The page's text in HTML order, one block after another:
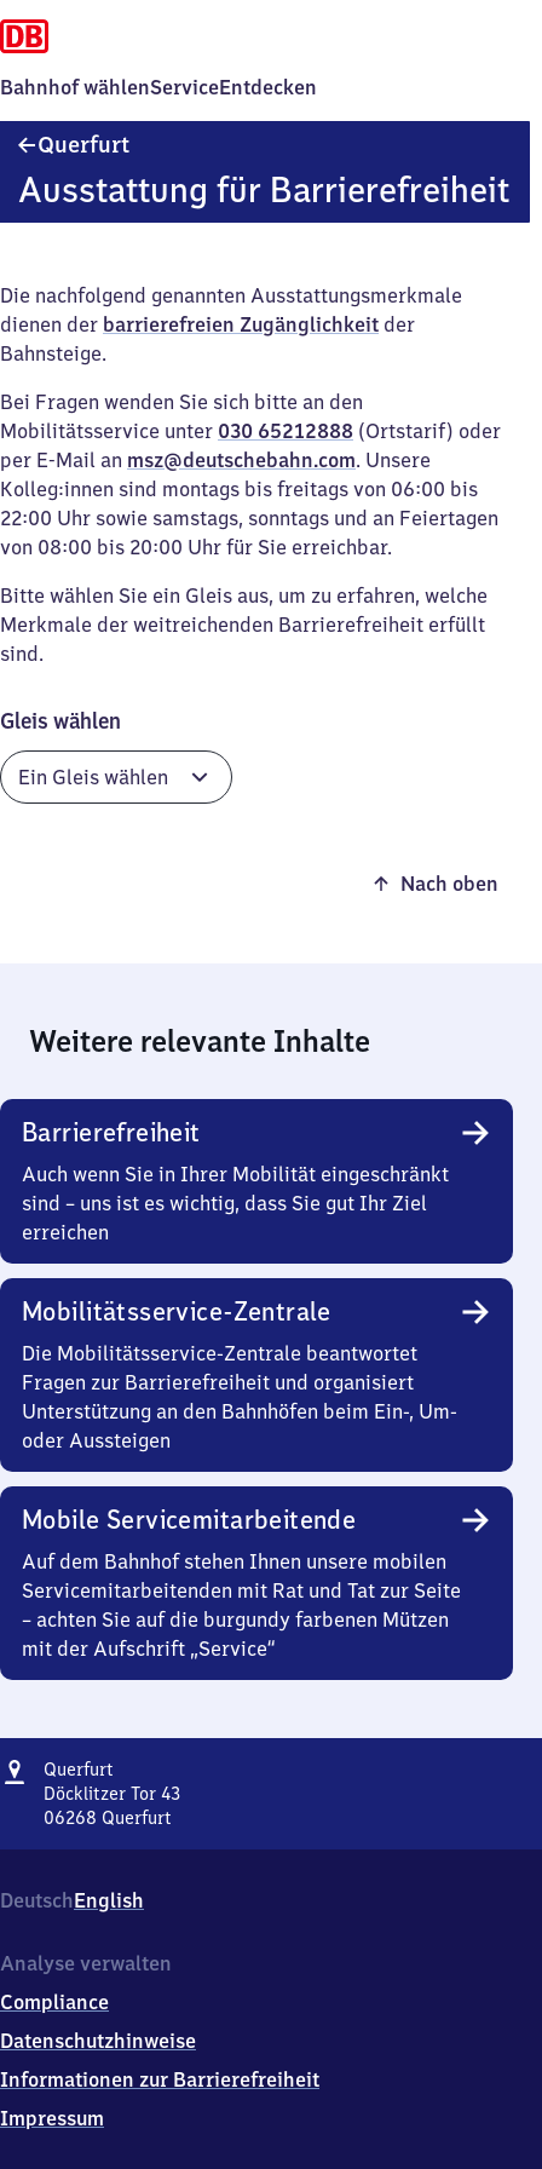
Bahnhof wählenServiceEntdecken
Querfurt
Ausstattung für Barrierefreiheit
Die nachfolgend genannten Ausstattungsmerkmale
dienen der barrierefreien Zugänglichkeit der
Bahnsteige.
Bei Fragen wenden Sie sich bitte an den
Mobilitätsservice unter 030 65212888 (Ortstarif) oder
per E-Mail an msz@deutschebahn.com. Unsere
Kolleg:innen sind montags bis freitags von 06:00 bis
22:00 Uhr sowie samstags, sonntags und an Feiertagen
von 08:00 bis 20:00 Uhr für Sie erreichbar.
Bitte wählen Sie ein Gleis aus, um zu erfahren, welche
Merkmale der weitreichenden Barrierefreiheit erfüllt
sind.
Gleis wählen
Nach oben
Weitere relevante Inhalte
Barrierefreiheit
Auch wenn Sie in Ihrer Mobilität eingeschränkt
sind – uns ist es wichtig, dass Sie gut Ihr Ziel
erreichen
Mobilitätsservice-Zentrale
Die Mobilitätsservice-Zentrale beantwortet
Fragen zur Barrierefreiheit und organisiert
Unterstützung an den Bahnhöfen beim Ein-, Um-
oder Aussteigen
Mobile Servicemitarbeitende
Auf dem Bahnhof stehen Ihnen unsere mobilen
Servicemitarbeitenden mit Rat und Tat zur Seite
– achten Sie auf die burgundy farbenen Mützen
mit der Aufschrift „Service“
Adresse
Querfurt
Döcklitzer Tor 43
06268 Querfurt
Tor
43,
6
6
8
DeutschEnglish
Analyse verwalten
Compliance
Datenschutzhinweise
Informationen zur Barrierefreiheit
Impressum